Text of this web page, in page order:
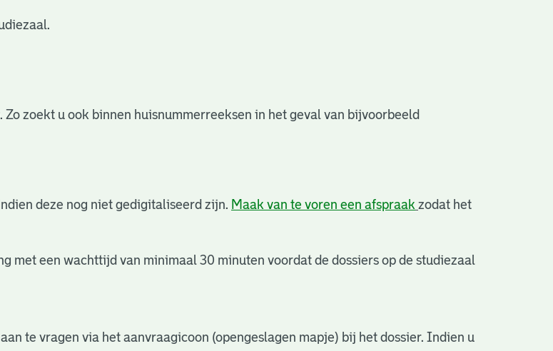
. Zo zoekt u ook binnen huisnummerreeksen in het geval van bijvoorbeeld
deze nog niet gedigitaliseerd zijn. Maak van te voren een afspraak zodat het
met een wachttijd van minimaal 30 minuten voordat de dossiers op de studiezaal
te vragen via het aanvraagicoon (opengeslagen mapje) bij het dossier. Indien u